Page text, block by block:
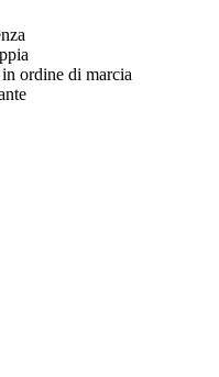
in ordine di marcia